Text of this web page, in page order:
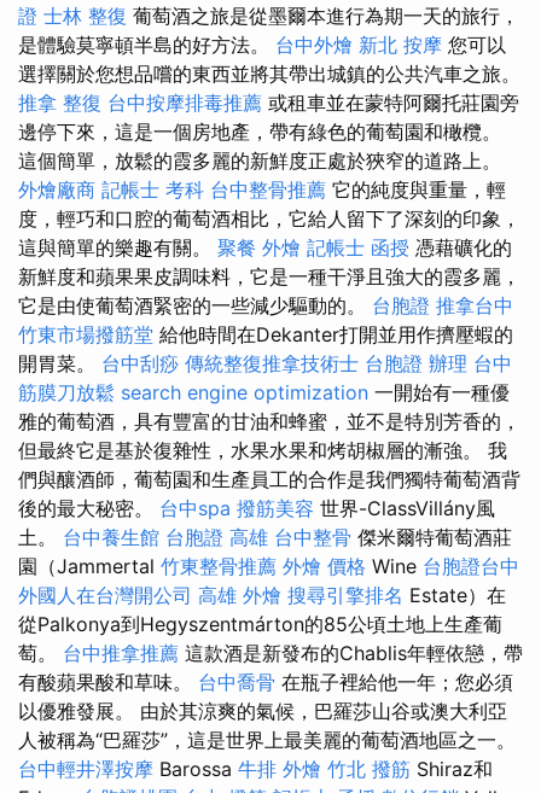
證 士林 整復 葡萄酒之旅是從墨爾本進行為期一天的旅行，
是體驗莫寧頓半島的好方法。 台中外燴 新北 按摩 您可以
選擇關於您想品嚐的東西並將其帶出城鎮的公共汽車之旅。
推拿 整復 台中按摩排毒推薦 或租車並在蒙特阿爾托莊園旁
邊停下來，這是一個房地產，帶有綠色的葡萄園和橄欖。
這個簡單，放鬆的霞多麗的新鮮度正處於狹窄的道路上。
外燴廠商 記帳士 考科 台中整骨推薦 它的純度與重量，輕
度，輕巧和口腔的葡萄酒相比，它給人留下了深刻的印象，
這與簡單的樂趣有關。 聚餐 外燴 記帳士 函授 憑藉礦化的
新鮮度和蘋果果皮調味料，它是一種干淨且強大的霞多麗，
它是由使葡萄酒緊密的一些減少驅動的。 台胞證 推拿台中
竹東市場撥筋堂 給他時間在Dekanter打開並用作擠壓蝦的
開胃菜。 台中刮痧 傳統整復推拿技術士 台胞證 辦理 台中
筋膜刀放鬆 search engine optimization 一開始有一種優
雅的葡萄酒，具有豐富的甘油和蜂蜜，並不是特別芳香的，
但最終它是基於復雜性，水果水果和烤胡椒層的漸強。 我
們與釀酒師，葡萄園和生產員工的合作是我們獨特葡萄酒背
後的最大秘密。 台中spa 撥筋美容 世界-ClassVillány風
土。 台中養生館 台胞證 高雄 台中整骨 傑米爾特葡萄酒莊
園（Jammertal 竹東整骨推薦 外燴 價格 Wine 台胞證台中
外國人在台灣開公司 高雄 外燴 搜尋引擎排名 Estate）在
從Palkonya到Hegyszentmárton的85公頃土地上生產葡
萄。 台中推拿推薦 這款酒是新發布的Chablis年輕依戀，帶
有酸蘋果酸和草味。 台中喬骨 在瓶子裡給他一年；您必須
以優雅發展。 由於其涼爽的氣候，巴羅莎山谷或澳大利亞
人被稱為“巴羅莎”，這是世界上最美麗的葡萄酒地區之一。
台中輕井澤按摩 Barossa 牛排 外燴 竹北 撥筋 Shiraz和